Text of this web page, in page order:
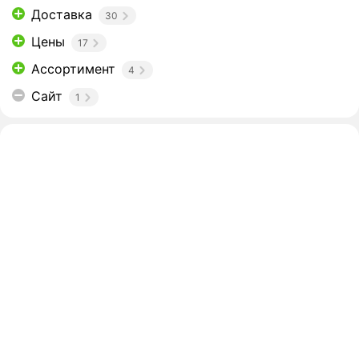
Доставка 30
Цены 17
Ассортимент 4
Сайт 1